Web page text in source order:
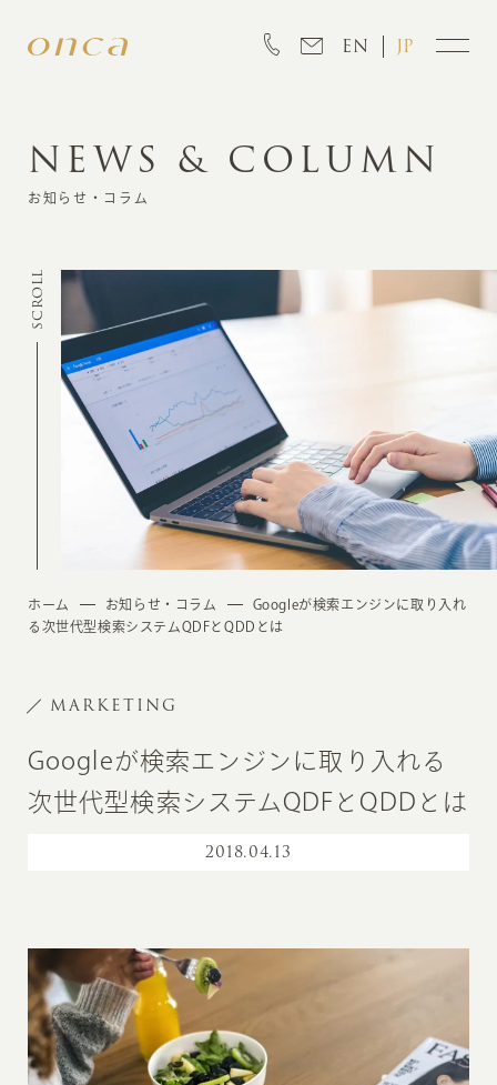
EN JP
INFORMATION
CREATION
MARKETING
NEWS & COLUMN
お知らせ・コラム
SCROLL
ホーム お知らせ・コラム
Googleが検索エンジンに取り入れ
る次世代型検索システムQDFとQDDとは
MARKETING
Googleが検索エンジンに取り入れる
次世代型検索システムQDFとQDDとは
2018.04.13